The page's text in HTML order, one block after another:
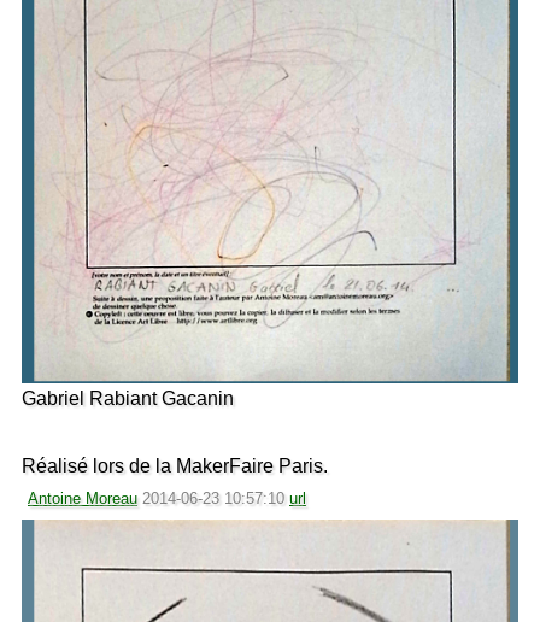
Gabriel Rabiant Gacanin
Réalisé lors de la MakerFaire Paris.
Antoine Moreau 2014-06-23 10:57:10 url